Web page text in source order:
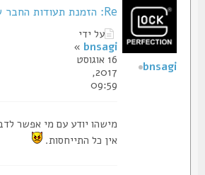
Re: הזמנת תעודות החבר של הסליק
על ידי
bnsagi
»
16 אוגוסט
2017,
09:59
מישהו יודע עם מי אפשר לדבר
אין כל התייחסות.
bnsagi